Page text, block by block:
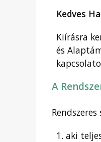
Kedves
Kiírásra
és
A
1. aki